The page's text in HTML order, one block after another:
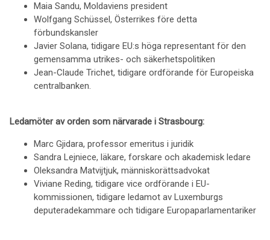
Maia Sandu, Moldaviens president
Wolfgang Schüssel, Österrikes före detta
förbundskansler
Javier Solana, tidigare EU:s höga representant för den
gemensamma utrikes- och säkerhetspolitiken
Jean-Claude Trichet, tidigare ordförande för Europeiska
centralbanken.
Ledamöter av orden som närvarade i Strasbourg:
Marc Gjidara, professor emeritus i juridik
Sandra Lejniece, läkare, forskare och akademisk ledare
Oleksandra Matvijtjuk, människorättsadvokat
Viviane Reding, tidigare vice ordförande i EU-
kommissionen, tidigare ledamot av Luxemburgs
deputeradekammare och tidigare Europaparlamentariker